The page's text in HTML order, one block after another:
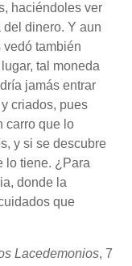
haciéndoles ver
dinero. Y aun
también
tal moneda
jamás entrar
criados, pues
carro que lo
y si se descubre
lo tiene. ¿Para
donde la
que
Lacedemonios, 7